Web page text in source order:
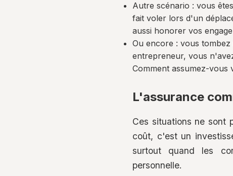
Autre scénario : vous
fait voler lors d'un
aussi honorer vos
Ou encore : vous
entrepreneur, vous
Comment assumez-vous
L'assurance
Ces situations ne sont
coût, c'est un
surtout quand les
personnelle.